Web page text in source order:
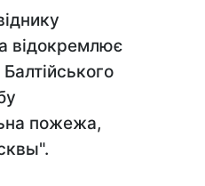
відокремлює
пожежа,